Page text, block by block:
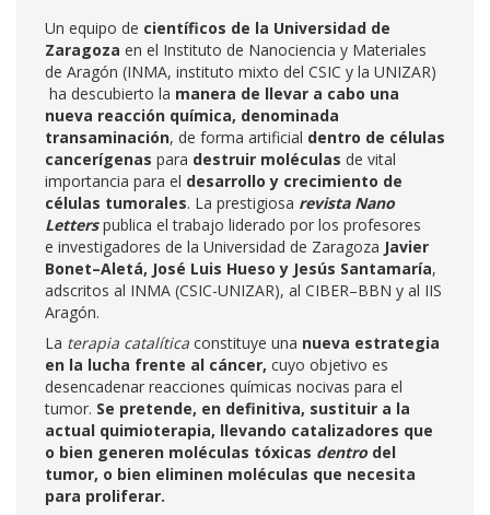
Un equipo de científicos de la Universidad de
Zaragoza en el Instituto de Nanociencia y Materiales
de Aragón (INMA, instituto mixto del CSIC y la UNIZAR)
ha descubierto la manera de llevar a cabo una
nueva reacción química, denominada
transaminación, de forma artificial dentro de células
cancerígenas para destruir moléculas de vital
importancia para el desarrollo y crecimiento de
células tumorales. La prestigiosa revista Nano
Letterspublica el trabajo liderado por los profesores
e investigadores de la Universidad de Zaragoza Javier
Bonet–Aletá, José Luis Hueso y Jesús Santamaría,
adscritos al INMA (CSIC-UNIZAR), al CIBER–BBN y al IIS
Aragón.
La terapia catalítica constituye una nueva estrategia
en la lucha frente al cáncer, cuyo objetivo es
desencadenar reacciones químicas nocivas para el
tumor. Se pretende, en definitiva, sustituir a la
actual quimioterapia, llevando catalizadores que
o bien generen moléculas tóxicas dentro del
tumor, o bien eliminen moléculas que necesita
para proliferar.